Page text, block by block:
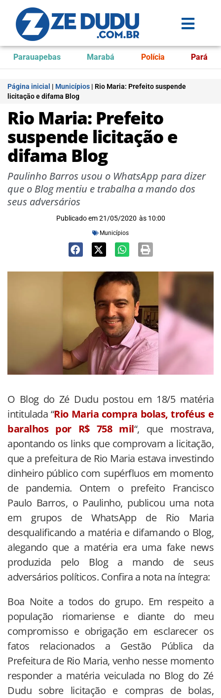
Parauapebas Marabá Polícia Pará
Página inicial | Municípios | Rio Maria: Prefeito suspende
licitação e difama Blog
Rio Maria: Prefeito
suspende licitação e
difama Blog
Paulinho Barros usou o WhatsApp para dizer
que o Blog mentiu e trabalha a mando dos
seus adversários
Publicado em 21/05/2020 às 10:00
Municípios
O Blog do Zé Dudu postou em 18/5 matéria
intitulada “Rio Maria compra bolas, troféus e
baralhos por R$ 758 mil“, que mostrava,
apontando os links que comprovam a licitação,
que a prefeitura de Rio Maria estava investindo
dinheiro público com supérfluos em momento
de pandemia. Ontem o prefeito Francisco
Paulo Barros, o Paulinho, publicou uma nota
em grupos de WhatsApp de Rio Maria
desqualificando a matéria e difamando o Blog,
alegando que a matéria era uma fake news
produzida pelo Blog a mando de seus
adversários políticos. Confira a nota na íntegra:
Boa Noite a todos do grupo. Em respeito a
população riomariense e diante do meu
compromisso e obrigação em esclarecer os
fatos relacionados a Gestão Pública da
Prefeitura de Rio Maria, venho nesse momento
responder a matéria veiculada no Blog do Zé
Dudu sobre licitação e compras de bolas,